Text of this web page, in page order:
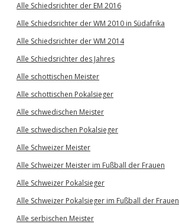
Alle Schiedsrichter der EM 2016
Alle Schiedsrichter der WM 2010 in Südafrika
Alle Schiedsrichter der WM 2014
Alle Schiedsrichter des Jahres
Alle schottischen Meister
Alle schottischen Pokalsieger
Alle schwedischen Meister
Alle schwedischen Pokalsieger
Alle Schweizer Meister
Alle Schweizer Meister im Fußball der Frauen
Alle Schweizer Pokalsieger
Alle Schweizer Pokalsieger im Fußball der Frauen
Alle serbischen Meister